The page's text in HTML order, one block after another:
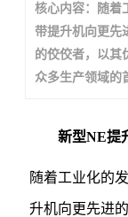
核心内容：随着
带提升机向更先
的佼佼者，以其
众多生产领域的
新型NE提
随着工业化的
升机向更先进